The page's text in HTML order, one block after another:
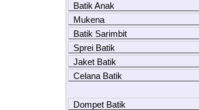
Batik Anak
Mukena
Batik Sarimbit
Sprei Batik
Jaket Batik
Celana Batik
Dompet Batik